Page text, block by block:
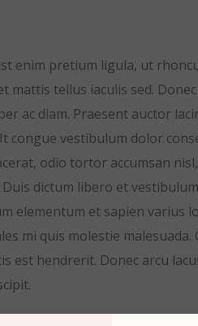
enim pretium ligula, ut
mattis tellus iaculis sed.
ac diam. Praesent auctor
congue vestibulum dolor
odio tortor accumsan
dictum libero et
elementum et sapien varius
mi quis molestie malesuada.
est hendrerit. Donec arcu